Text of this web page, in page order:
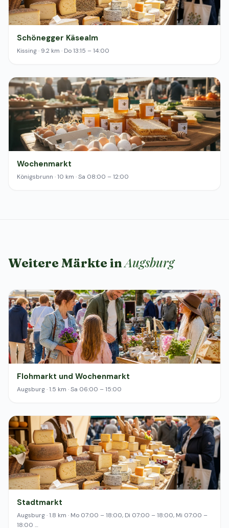
Schönegger Käsealm
Kissing · 9.2 km · Do 13:15 – 14:00
Wochenmarkt
Königsbrunn · 10 km · Sa 08:00 – 12:00
Weitere Märkte inAugsburg
Flohmarkt und Wochenmarkt
Augsburg · 1.5 km · Sa 06:00 – 15:00
Stadtmarkt
Augsburg · 1.8 km · Mo 07:00 – 18:00, Di 07:00 – 18:00, Mi 07:00 –
18:00 …